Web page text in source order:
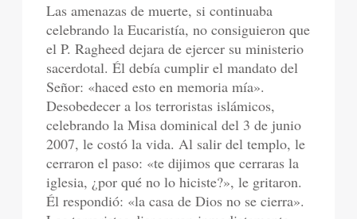
Las amenazas de muerte, si continuaba
celebrando la Eucaristía, no consiguieron que
el P. Ragheed dejara de ejercer su ministerio
sacerdotal. Él debía cumplir el mandato del
Señor: «haced esto en memoria mía».
Desobedecer a los terroristas islámicos,
celebrando la Misa dominical del 3 de junio
2007, le costó la vida. Al salir del templo, le
cerraron el paso: «te dijimos que cerraras la
iglesia, ¿por qué no lo hiciste?», le gritaron.
Él respondió: «la casa de Dios no se cierra».